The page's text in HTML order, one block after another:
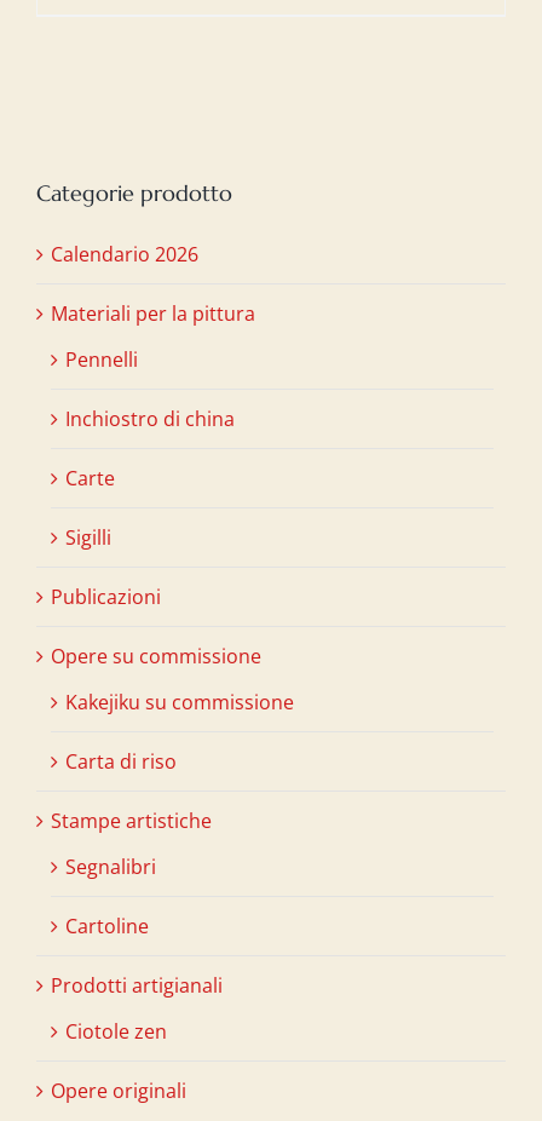
Categorie prodotto
Calendario 2026
Materiali per la pittura
Pennelli
Inchiostro di china
Carte
Sigilli
Publicazioni
Opere su commissione
Kakejiku su commissione
Carta di riso
Stampe artistiche
Segnalibri
Cartoline
Prodotti artigianali
Ciotole zen
Opere originali